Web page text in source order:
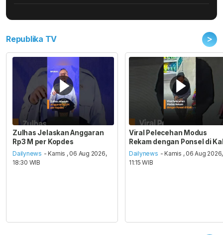
Republika TV >
Zulhas Jelaskan Anggaran
Rp3 M per Kopdes
Dailynews - Kamis , 06 Aug 2026,
18:30 WIB
Viral Pelecehan Modus
Rekam dengan Ponsel di
Dailynews - Kamis , 06 Aug 2026,
11:15 WIB